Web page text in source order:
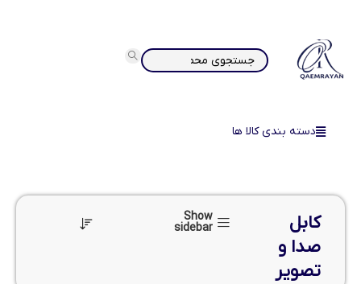
دسته بندی کالا ها
کابل
صدا و
تصویر
Show
sidebar